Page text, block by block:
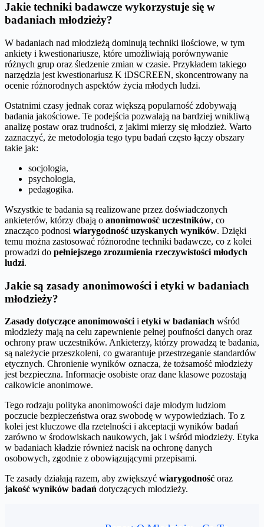
Jakie techniki badawcze wykorzystuje się w
badaniach młodzieży?
W badaniach nad młodzieżą dominują techniki ilościowe, w tym
ankiety i kwestionariusze, które umożliwiają porównywanie
różnych grup oraz śledzenie zmian w czasie. Przykładem takiego
narzędzia jest kwestionariusz K iDSCREEN, skoncentrowany na
ocenie różnorodnych aspektów życia młodych ludzi.
Ostatnimi czasy jednak coraz większą popularność zdobywają
badania jakościowe. Te podejścia pozwalają na bardziej wnikliwą
analizę postaw oraz trudności, z jakimi mierzy się młodzież. Warto
zaznaczyć, że metodologia tego typu badań często łączy obszary
takie jak:
socjologia,
psychologia,
pedagogika.
Wszystkie te badania są realizowane przez doświadczonych
ankieterów, którzy dbają o anonimowość uczestników, co
znacząco podnosi wiarygodność uzyskanych wyników. Dzięki
temu można zastosować różnorodne techniki badawcze, co z kolei
prowadzi do pełniejszego zrozumienia rzeczywistości młodych
ludzi.
Jakie są zasady anonimowości i etyki w badaniach
młodzieży?
Zasady dotyczące anonimowościi etyki w badaniach wśród
młodzieży mają na celu zapewnienie pełnej poufności danych oraz
ochrony praw uczestników. Ankieterzy, którzy prowadzą te badania,
są należycie przeszkoleni, co gwarantuje przestrzeganie standardów
etycznych. Chronienie wyników oznacza, że tożsamość młodzieży
jest bezpieczna. Informacje osobiste oraz dane klasowe pozostają
całkowicie anonimowe.
Tego rodzaju polityka anonimowości daje młodym ludziom
poczucie bezpieczeństwa oraz swobodę w wypowiedziach. To z
kolei jest kluczowe dla rzetelności i akceptacji wyników badań
zarówno w środowiskach naukowych, jak i wśród młodzieży. Etyka
w badaniach kładzie również nacisk na ochronę danych
osobowych, zgodnie z obowiązującymi przepisami.
Te zasady działają razem, aby zwiększyć wiarygodność oraz
jakość wyników badań dotyczących młodzieży.